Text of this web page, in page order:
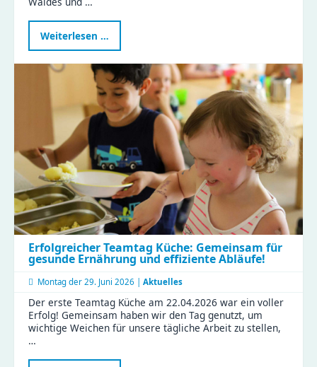
Weiterlesen …
im
Naturkinderhaus
Esche
Erfolgreicher Teamtag Küche: Gemeinsam für
gesunde Ernährung und effiziente Abläufe!
Montag der 29. Juni 2026 | Aktuelles
Der erste Teamtag Küche am 22.04.2026 war ein voller
Erfolg! Gemeinsam haben wir den Tag genutzt, um
wichtige Weichen für unsere tägliche Arbeit zu stellen,
…